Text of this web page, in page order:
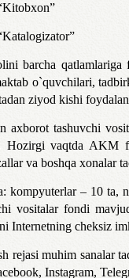
barcha
o`quvchilari,
ziyod kishi
axborot tashuvchi
Hozirgi vaqtda AKM
va boshqa xonalar
kompyuterlar – 10 ta,
vositalar fondi
Internetning cheksiz
rejasi muhim sanalar
Instagram,